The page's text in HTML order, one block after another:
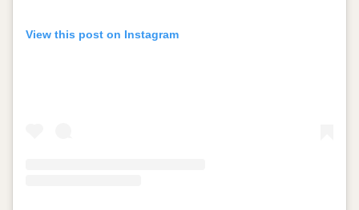
View this post on Instagram